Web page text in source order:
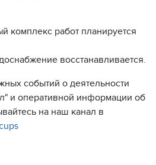
комплекс работ планируется
восстанавливается.
событий о деятельности
и оперативной информации об
на наш канал в